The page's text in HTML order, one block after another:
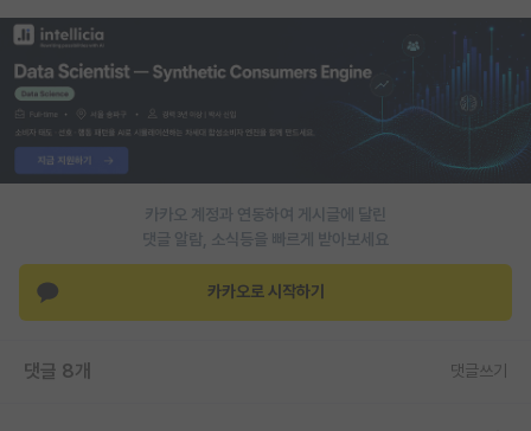
취업 게시판
임용 후기 게시판
PI 전용 게시판
인문사회 계열 게시판
특수/전문대학원 게시판
반도체/AI 게시판
학술 정보 게시판
카카오 계정과 연동하여 게시글에 달린
댓글 알람, 소식등을 빠르게 받아보세요
카카오로 시작하기
댓글 8개 댓글쓰기